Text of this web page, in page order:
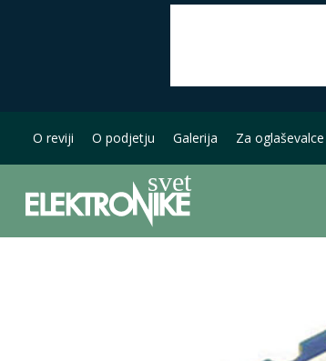
O reviji O podjetju Galerija Za oglaševalce